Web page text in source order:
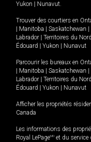
Yukon
Nunavut.
Trouver des courtiers en
Manitoba Saskatchewan
Labrador
Territoires du
Édouard
Yukon Nunavut
Parcourir les bureaux en
Manitoba Saskatchewan
Labrador
Territoires du
Édouard
Yukon Nunavut
Afficher les propriétés
Canada
Les informations des
Royal LePageMD et du